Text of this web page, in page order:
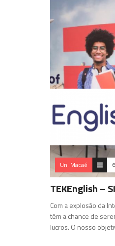
Un. Macaé
TEKEnglish –
Com a explosão da
têm a chance de
lucros. O nosso